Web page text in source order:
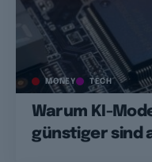
MONEY TECH
Warum KI-
günstiger sind